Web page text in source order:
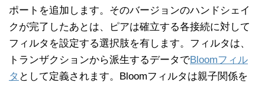
ポートを追加します。そのバージョンのハンドシェイ
クが完了したあとは、ピアは確立する各接続に対して
フィルタを設定する選択肢を有します。フィルタは、
トランザクションから派生するデータでBloomフィル
タ として定義されます。Bloomフィルタは親子関係を